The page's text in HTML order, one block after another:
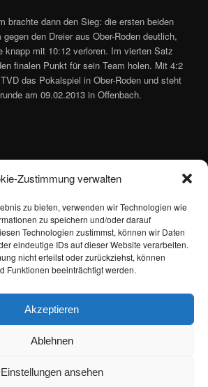
Zustimmung verwalten
zu bieten, verwenden wir Technologien wie
zu speichern und/oder darauf
Technologien zustimmst, können wir Daten
eindeutige IDs auf dieser Website verarbeiten.
nicht erteilst oder zurückziehst, können
Funktionen beeinträchtigt werden.
Akzeptieren
Ablehnen
Einstellungen ansehen
brachte dann den Sieg: die ersten beiden
den Dreier aus Ober-Roden deutlich,
knapp mit 10:12 verloren. Im vierten Satz
finalen Punkt für sein Team holen. Mit 4:2
das Pokalspiel in Ober-Roden und steht
am 09.02.2013 in Offenbach.
Maik Siebertunter
für denPermalink.
Stolz präsentiert von WordPress